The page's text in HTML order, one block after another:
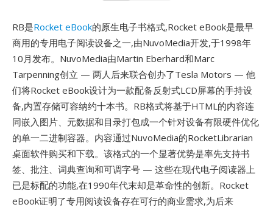
RB是Rocket eBook的原生电子书格式,Rocket eBook是最早
商用的专用电子阅读设备之一,由NuvoMedia开发,于1998年
10月发布。NuvoMedia由Martin Eberhard和Marc
Tarpenning创立 — 两人后来联合创办了Tesla Motors — 他
们将Rocket eBook设计为一款配备反射式LCD屏幕的手持设
备,内置存储可容纳约十本书。RB格式将基于HTML的内容连
同嵌入图片、元数据和目录打包成一个针对设备有限硬件优化
的单一二进制容器。内容通过NuvoMedia的RocketLibrarian
桌面软件购买和下载。该格式的一个显著优势是率先支持书
签、批注、词典查询和可调字号 — 这些在现代电子阅读器上
已是标配的功能,在1990年代末却是革命性的创新。Rocket
eBook证明了专用阅读设备存在可行的商业需求,为后来